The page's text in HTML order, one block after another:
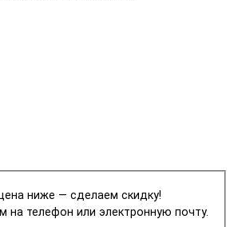
ниже — сделаем скидку!
на телефон или электронную почту.